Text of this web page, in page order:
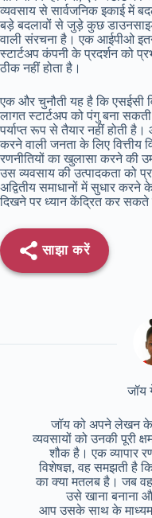
व्यवसाय से सार्वजनिक इकाई में
बड़े बदलावों से जुड़े कुछ
वाली संरचना है। एक आईपीओ
स्टार्टअप कंपनी के प्रदर्शन को
ठीक नहीं होता है।
एक और चुनौती यह है कि एसईसी
लागत स्टार्टअप को पंगु बना
पर्याप्त रूप से तैयार नहीं होती
करने वाली जनता के लिए वित्तीय
रणनीतियों का खुलासा करने की
उस व्यवसाय की उत्पादकता को
अद्वितीय समाधानों में सुधार
दिखने पर ध्यान केंद्रित कर सकते
साझा करें
जॉय
जॉय को अपने लेखन के
व्यवसायों को उनकी पूरी
शौक है। एक व्यापार
विशेषज्ञ, वह समझती है
का क्या मतलब है। जब वह
उसे खाना बनाना
आप उसके साथ के